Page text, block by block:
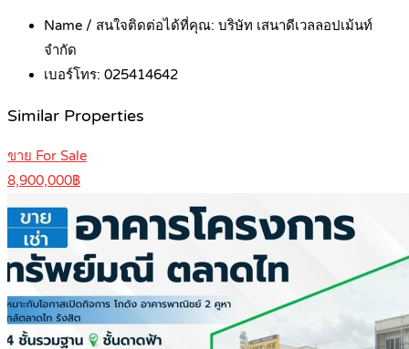
Name / สนใจติดต่อได้ที่คุณ: บริษัท เสนาดีเวลลอปเม้นท์
จำกัด
เบอร์โทร: 025414642
Similar Properties
ขาย For Sale
8,900,000฿